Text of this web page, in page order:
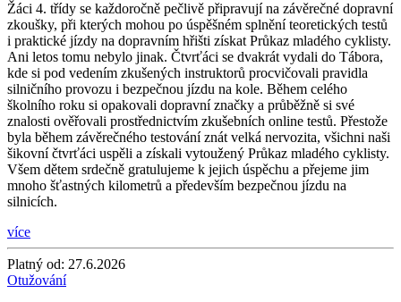
Žáci 4. třídy se každoročně pečlivě připravují na závěrečné dopravní
zkoušky, při kterých mohou po úspěšném splnění teoretických testů
i praktické jízdy na dopravním hřišti získat Průkaz mladého cyklisty.
Ani letos tomu nebylo jinak. Čtvrťáci se dvakrát vydali do Tábora,
kde si pod vedením zkušených instruktorů procvičovali pravidla
silničního provozu i bezpečnou jízdu na kole. Během celého
školního roku si opakovali dopravní značky a průběžně si své
znalosti ověřovali prostřednictvím zkušebních online testů. Přestože
byla během závěrečného testování znát velká nervozita, všichni naši
šikovní čtvrťáci uspěli a získali vytoužený Průkaz mladého cyklisty.
Všem dětem srdečně gratulujeme k jejich úspěchu a přejeme jim
mnoho šťastných kilometrů a především bezpečnou jízdu na
silnicích.
více
Platný od: 27.6.2026
Otužování